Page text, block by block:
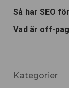
Så har SEO
Vad är off-
Kategorier